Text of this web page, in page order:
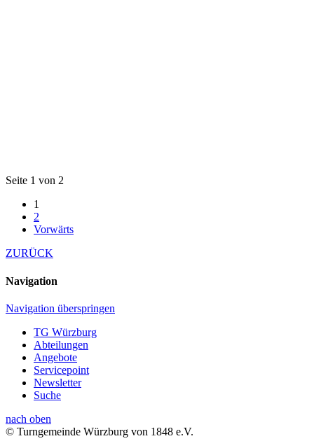
Seite 1 von 2
1
2
Vorwärts
ZURÜCK
Navigation
Navigation überspringen
TG Würzburg
Abteilungen
Angebote
Servicepoint
Newsletter
Suche
nach oben
© Turngemeinde Würzburg von 1848 e.V.